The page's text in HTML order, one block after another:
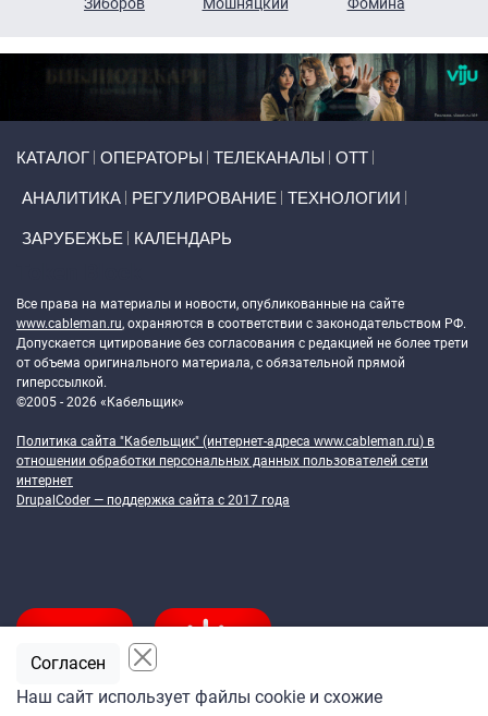
КАТАЛОГ ОПЕРАТОРЫ ТЕЛЕКАНАЛЫ ОТТ
АНАЛИТИКА РЕГУЛИРОВАНИЕ ТЕХНОЛОГИИ
ЗАРУБЕЖЬЕ КАЛЕНДАРЬ
Все права на материалы и новости, опубликованные на сайте
www.cableman.ru, охраняются в соответствии с законодательством РФ.
Допускается цитирование без согласования с редакцией не более трети
от объема оригинального материала, с обязательной прямой
гиперссылкой.
©2005 - 2026 «Кабельщик»
Политика сайта "Кабельщик" (интернет-адреса www.cableman.ru) в
отношении обработки персональных данных пользователей сети
интернет
DrupalCoder — поддержка сайта c 2017 года
Наш сайт использует файлы cookie и схожие
Согласен